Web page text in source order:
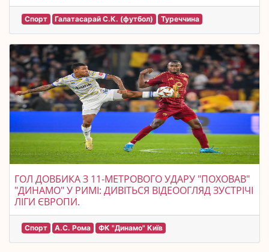
Спорт Галатасарай С.К. (футбол) Туреччина
ГОЛ ДОВБИКА З 11-МЕТРОВОГО УДАРУ "ПОХОВАВ"
"ДИНАМО" У РИМІ: ДИВІТЬСЯ ВІДЕООГЛЯД ЗУСТРІЧІ
ЛІГИ ЄВРОПИ.
Спорт А.С. Рома ФК "Динамо" Київ